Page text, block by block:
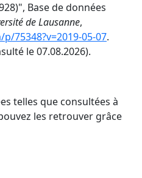
Base de données
de Lausanne,
75348?v=2019-05-07.
le 07.08.2026).
telles que consultées à
les retrouver grâce